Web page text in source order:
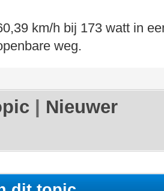
km/h bij 173 watt in
weg.
Nieuwer